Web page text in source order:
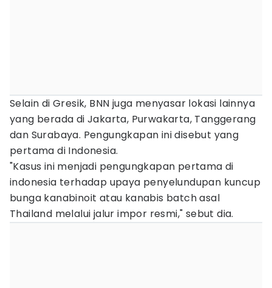
Selain di Gresik, BNN juga menyasar lokasi lainnya
yang berada di Jakarta, Purwakarta, Tanggerang
dan Surabaya. Pengungkapan ini disebut yang
pertama di Indonesia.
"Kasus ini menjadi pengungkapan pertama di
indonesia terhadap upaya penyelundupan kuncup
bunga kanabinoit atau kanabis batch asal
Thailand melalui jalur impor resmi," sebut dia.